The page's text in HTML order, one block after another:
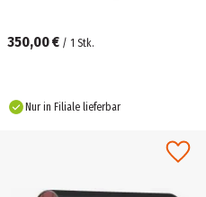
350,00 € / 1 Stk.
Nur in Filiale lieferbar